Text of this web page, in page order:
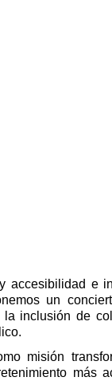
accesibilidad e
un
inclusión de
misión
más